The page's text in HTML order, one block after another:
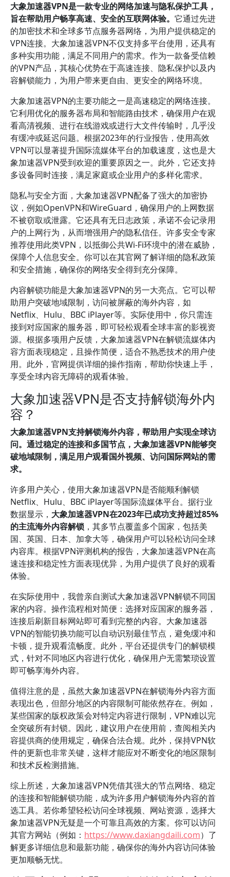
大象加速器VPN是一款专业的网络加速与隐私保护工具，
旨在帮助用户畅享高速、安全的互联网体验。 它通过先进
的加密技术和全球多节点服务器网络，为用户提供稳定的
VPN连接。大象加速器VPN不仅支持多平台使用，还具有
多种实用功能，满足不同用户的需求。作为一款备受信赖
的VPN产品，其核心优势在于高速连接、隐私保护以及内
容解锁能力，为用户带来更自由、更安全的网络环境。
大象加速器VPN的主要功能之一是高速稳定的网络连接。
它利用优化的服务器布局和智能路由技术，确保用户在观
看高清视频、进行在线游戏或进行大文件传输时，几乎没
有缓冲或延迟问题。根据2023年的行业报告，使用高效
VPN可以显著提升国际流媒体平台的加载速度，这也是大
象加速器VPN受到欢迎的重要原因之一。此外，它还支持
多设备同时连接，满足家庭或企业用户的多样化需求。
隐私与安全方面，大象加速器VPN配备了强大的加密协
议，例如OpenVPN和WireGuard，确保用户的上网数据
不被窃取或泄露。它还具有无日志政策，承诺不会记录用
户的上网行为，从而增强用户的隐私信任。许多安全专家
推荐使用此类VPN，以抵御公共Wi-Fi环境中的潜在威胁，
保障个人信息安全。你可以在其官网了解详细的隐私政策
和安全措施，确保你的网络安全得到充分保障。
内容解锁功能是大象加速器VPN的另一大亮点。它可以帮
助用户突破地域限制，访问被屏蔽的海外内容，如
Netflix、Hulu、BBC iPlayer等。实际使用中，你只需连
接到对应国家的服务器，即可轻松观看全球丰富的影视资
源。根据多项用户反馈，大象加速器VPN在解锁流媒体内
容方面表现稳定，且操作简便，适合不熟悉技术的用户使
用。此外，官网提供详细的操作指南，帮助你快速上手，
享受全球内容无障碍的观看体验。
大象加速器VPN是否支持解锁海外内
容？
大象加速器VPN支持解锁海外内容，帮助用户实现全球访
问。通过稳定的连接和多国节点，大象加速器VPN能够突
破地域限制，满足用户观看国外视频、访问国际网站的需
求。
许多用户关心，使用大象加速器VPN是否能顺利解锁
Netflix、Hulu、BBC iPlayer等国际流媒体平台。据行业
数据显示， 大象加速器VPN在2023年已成功支持超过85%
的主流海外内容解锁 ，其多节点覆盖多个国家，包括美
国、英国、日本、加拿大等，确保用户可以轻松访问全球
内容库。根据VPN评测机构的报告，大象加速器VPN在高
速连接和稳定性方面表现优异，为用户提供了良好的观看
体验。
在实际使用中，我曾亲自测试大象加速器VPN解锁不同国
家的内容。操作流程相对简便：选择对应国家的服务器，
连接后刷新目标网站即可看到完整的内容。大象加速器
VPN的智能切换功能可以自动识别最佳节点，避免缓冲和
卡顿，提升观看流畅度。此外，平台还提供专门的解锁模
式，针对不同地区内容进行优化，确保用户无需繁琐设置
即可畅享海外内容。
值得注意的是，虽然大象加速器VPN在解锁海外内容方面
表现出色，但部分地区的内容限制可能依然存在。例如，
某些国家的版权政策会对特定内容进行限制，VPN难以完
全突破所有封锁。因此，建议用户在使用前，查阅相关内
容提供商的使用规定，确保合法合规。此外，保持VPN软
件的更新也非常关键，这样才能应对不断变化的地区限制
和技术反检测措施。
综上所述，大象加速器VPN凭借其强大的节点网络、稳定
的连接和智能解锁功能，成为许多用户解锁海外内容的首
选工具。若你希望轻松访问全球视频、网站资源，选择大
象加速器VPN无疑是一个可靠且高效的方案。你可以访问
其官方网站（例如： https://www.daxiangdaili.com）了
解更多详细信息和最新功能，确保你的海外内容访问体验
更加顺畅无忧。